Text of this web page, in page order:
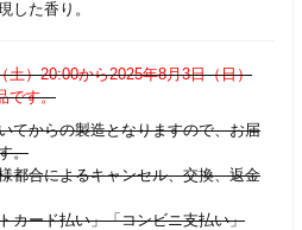
した香り。
）20:00から2025年8月3日（日）
です。
てからの製造となりますので、お届
。
都合によるキャンセル、交換、返金
カード払い」「コンビニ支払い」